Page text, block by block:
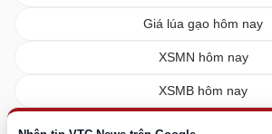
Giá lúa gạo hôm nay
XSMN hôm nay
XSMB hôm nay